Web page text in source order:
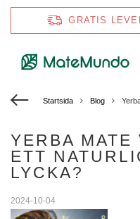
GRATIS
Startsida Blog
YERBA MATE
ETT
LYCKA?
2024-10-04